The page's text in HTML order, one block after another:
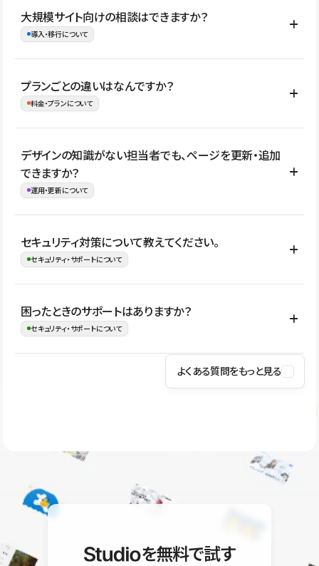
はい。既存サイトの構成やコンテンツ、URLを整理したうえで、
Studio上に再構築する形で移行できます。 WordPressの場合は、
イト全体のデザインや設定がそのまま移行されるわけではないた
め、移行後にページ構成やデザイン、CMS設計、URL・リダイレク
大規模サイト向けの相談はできますか？
導入・移行について
はい。アクセス規模が大きいサイトや、複数部門での運用、権限管
理、セキュリティ確認、既存システムとの連携など、個別の要件が
ない段階でも、お問い合わせください。
お問合せはこちら
プランごとの違いはなんですか？
料金・プランについて
公開ページ数、バージョン履歴の期間、CMS利用数の上限、権限
管理の有無などがプランごとに異なります。詳しくは料金プランペ
ージをご覧ください。
デザインの知識がない担当者でも、ページを更新・追加
できますか？
運用・更新について
はい。CMSやコンポーネントを活用して更新範囲を設計しておく
ことで、デザインを崩しにくい状態で運用できます。 さらにコン
ながらレイアウトに影響を与えずに更新作業を進めやすくなりま
す。
セキュリティ対策について教えてください。
セキュリティ・サポートについて
Studioでは、公開サイトやサービスを安全に利用できるよう、通信
の暗号化、データ保護、アクセス管理、脆弱性対策など、複数の観
はSSL/TLSによる通信暗号化に対応しており、悪質なスクリプトの
困ったときのサポートはありますか？
セキュリティ・サポートについて
操作方法や機能については、ヘルプセンターでご確認いただけま
ユーザー同士で質問・相談できるコミュニティもご利用ください。
よくある質問をもっと見る
を無料で試す